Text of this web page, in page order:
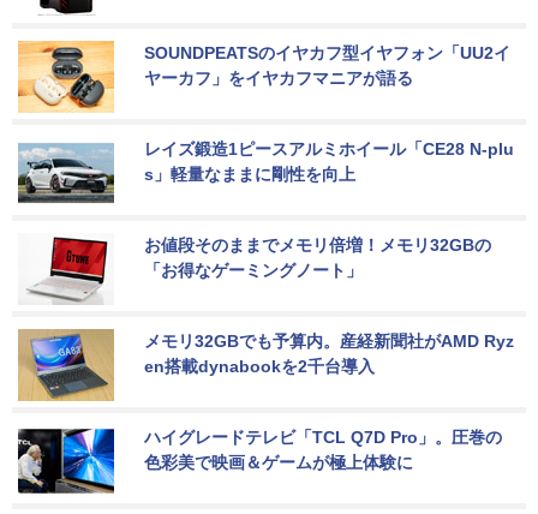
SOUNDPEATSのイヤカフ型イヤフォン「UU2イ
ヤーカフ」をイヤカフマニアが語る
レイズ鍛造1ピースアルミホイール「CE28 N-plu
s」軽量なままに剛性を向上
お値段そのままでメモリ倍増！メモリ32GBの
「お得なゲーミングノート」
メモリ32GBでも予算内。産経新聞社がAMD Ryz
en搭載dynabookを2千台導入
ハイグレードテレビ「TCL Q7D Pro」。圧巻の
色彩美で映画＆ゲームが極上体験に